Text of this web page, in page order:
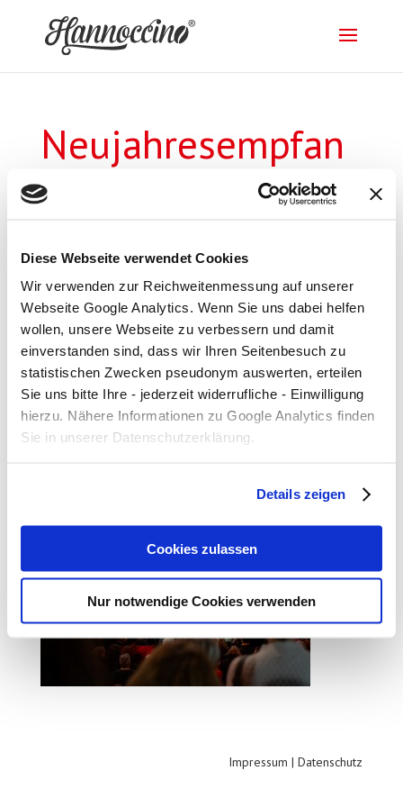
Diese Webseite verwendet Cookies
Wir verwenden zur Reichweitenmessung auf unserer
Webseite Google Analytics. Wenn Sie uns dabei helfen
wollen, unsere Webseite zu verbessern und damit
einverstanden sind, dass wir Ihren Seitenbesuch zu
statistischen Zwecken pseudonym auswerten, erteilen
Sie uns bitte Ihre - jederzeit widerrufliche - Einwilligung
hierzu. Nähere Informationen zu Google Analytics finden
Sie in unserer Datenschutzerklärung.
Details zeigen
Cookies zulassen
Nur notwendige Cookies verwenden
Neujahresempfan
g_24_1
Impressum |Datenschutz